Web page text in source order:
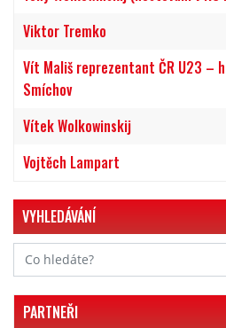
PARTNEŘI
Viktor Tremko
Vít Mališ reprezentant ČR U23 –
Smíchov
Vítek Wolkowinskij
Vojtěch Lampart
VYHLEDÁVÁNÍ